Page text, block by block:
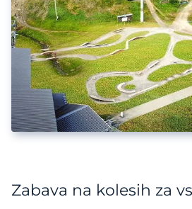
Zabava na kolesih za